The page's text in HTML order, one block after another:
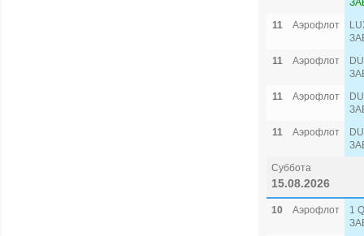
11
Аэрофлот
11
Аэрофлот
11
Аэрофлот
11
Аэрофлот
Суббота
15.08.2026
10 Аэрофлот
1